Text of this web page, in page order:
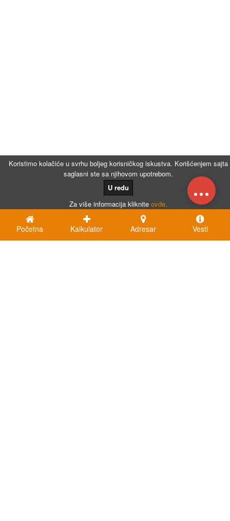
Koristimo kolačiće u svrhu boljeg korisničkog iskustva. Korišćenjem sajta
saglasni ste sa njihovom upotrebom.
U redu
Za više informacija kliknite ovde.
...
Početna Kalkulator Adresar Vesti